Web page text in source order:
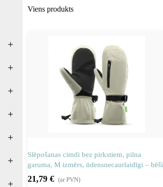
+
+
+
+
+
+
+
Viens produkts
Slēpošanas cimdi bez pirkstiem, pilna
garuma, M izmērs, ūdensnecaurlaidīgi – bēši
21,79 € (ar PVN)